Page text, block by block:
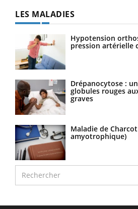
LES MALADIES
Hypotension
pression artérielle
Drépanocytose :
globules rouges
graves
Maladie de
amyotrophique)